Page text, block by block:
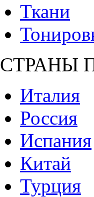
Ткани
СТРАНЫ
Италия
Россия
Испания
Китай
Турция